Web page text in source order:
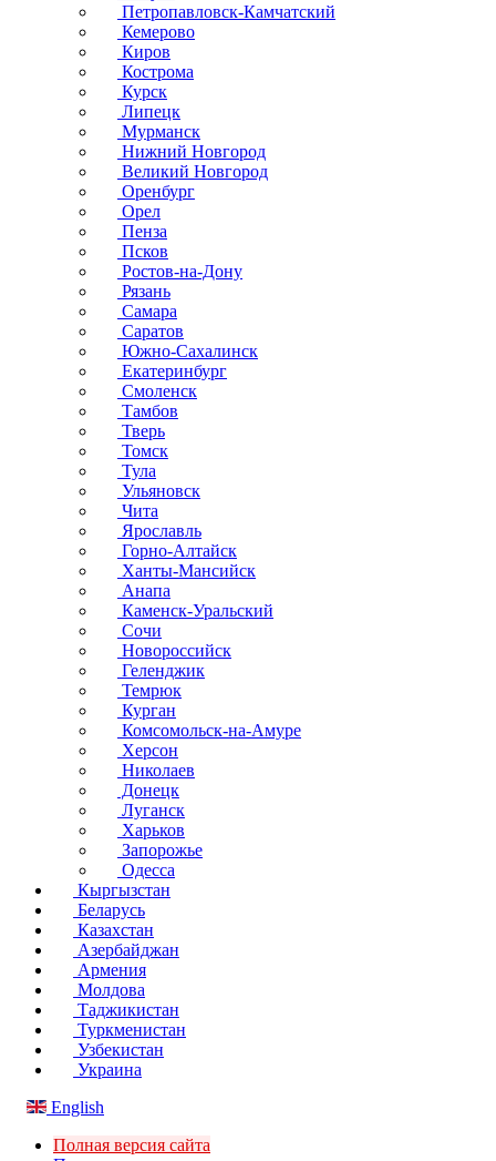
Петропавловск-Камчатский
Кемерово
Киров
Кострома
Курск
Липецк
Мурманск
Нижний Новгород
Великий Новгород
Оренбург
Орел
Пенза
Псков
Ростов-на-Дону
Рязань
Самара
Саратов
Южно-Сахалинск
Екатеринбург
Смоленск
Тамбов
Тверь
Томск
Тула
Ульяновск
Чита
Ярославль
Горно-Алтайск
Ханты-Мансийск
Анапа
Каменск-Уральский
Сочи
Новороссийск
Геленджик
Темрюк
Курган
Комсомольск-на-Амуре
Херсон
Николаев
Донецк
Луганск
Харьков
Запорожье
Одесса
Кыргызстан
Беларусь
Казахстан
Азербайджан
Армения
Молдова
Таджикистан
Туркменистан
Узбекистан
Украина
English
Полная версия сайта